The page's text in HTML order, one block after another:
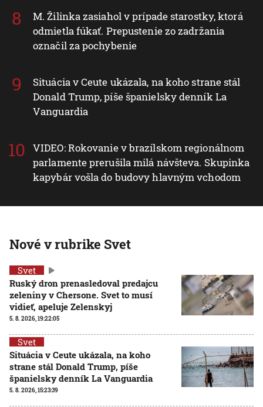
M. Žilinka zasiahol v prípade starostky, ktorá
odmietla fúkať. Prepustenie zo zadržania
označil za pochybenie
Situácia v Ceute ukázala, na koho strane stál
Donald Trump, píše španielsky denník La
Vanguardia
VIDEO: Rokovanie v brazílskom regionálnom
parlamente prerušila milá návšteva. Skupinka
kapybár vošla do budovy hlavným vchodom
Nové v rubrike Svet
Svet
Ruský dron prenasledoval predajcu
zeleniny v Chersone. Svet to musí
vidieť, apeluje Zelenskyj
5. 8. 2026, 19:22:05
Svet
Situácia v Ceute ukázala, na koho
strane stál Donald Trump, píše
španielsky denník La Vanguardia
5. 8. 2026, 15:23:39